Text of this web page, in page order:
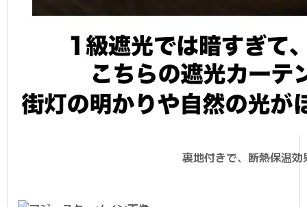
裏地付きで、断熱保温